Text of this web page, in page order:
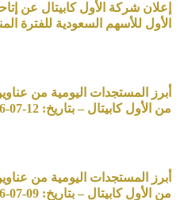
إعلان شركة الأول كابيتال عن
الأول للأسهم السعودية للفترة المنتهية في
أبرز المستجدات اليومية من
من الأول كابيتال – بتاريخ: 12-07-2026م
أبرز المستجدات اليومية من
من الأول كابيتال – بتاريخ: 09-07-2026م